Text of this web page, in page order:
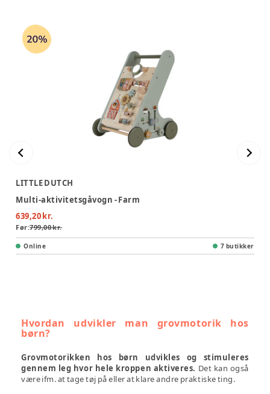
LITTLE DUTCH
Multi-aktivitetsgåvogn - Farm
639,20 kr.
Før:799,00 kr.
Online 7 butikker
Hvordan udvikler man grovmotorik hos
børn?
Grovmotorikken hos børn udvikles og stimuleres
gennem leg hvor hele kroppen aktiveres. Det kan også
være ifm. at tage tøj på eller at klare andre praktiske ting.